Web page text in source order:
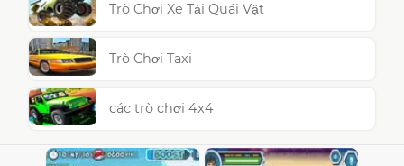
Trò Chơi Xe Tải Quái Vật
Trò Chơi Taxi
các trò chơi 4x4